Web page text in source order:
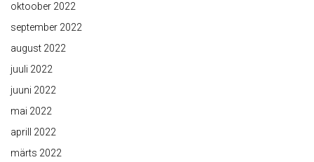
oktoober 2022
september 2022
august 2022
juuli 2022
juuni 2022
mai 2022
aprill 2022
märts 2022